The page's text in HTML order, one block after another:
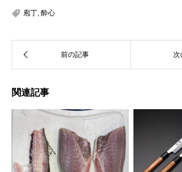
庖丁, 酔心
関連記事